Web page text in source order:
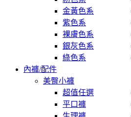
金黃色系
紫色系
裸膚色系
銀灰色系
綠色系
內褲/配件
美臀小褲
超值任選
平口褲